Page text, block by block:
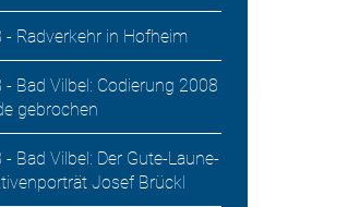
- Radverkehr in Hofheim
- Bad Vilbel: Codierung 2008
gebrochen
Bad Vilbel: Der Gute-Laune-
Josef Brückl